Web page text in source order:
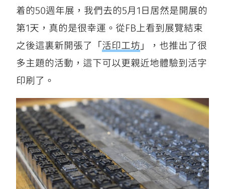
着的50週年展，我們去的5月1日居然是開展的
第1天，真的是很幸運。從FB上看到展覽結束
之後這裏新開張了「活印工坊 」，也推出了很
多主題的活動，這下可以更親近地體驗到活字
印刷了。